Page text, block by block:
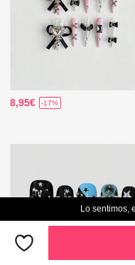
8,95€ -17%
Lo sentimos,